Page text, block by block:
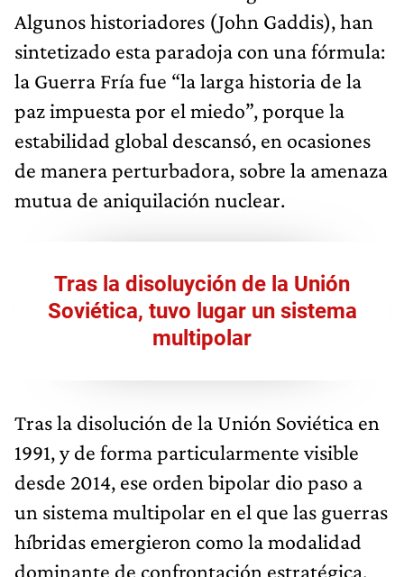
Algunos historiadores (John Gaddis), han
sintetizado esta paradoja con una fórmula:
la Guerra Fría fue “la larga historia de la
paz impuesta por el miedo”, porque la
estabilidad global descansó, en ocasiones
de manera perturbadora, sobre la amenaza
mutua de aniquilación nuclear.
Tras la disoluyción de la Unión
Soviética, tuvo lugar un sistema
multipolar
Tras la disolución de la Unión Soviética en
1991, y de forma particularmente visible
desde 2014, ese orden bipolar dio paso a
un sistema multipolar en el que las guerras
híbridas emergieron como la modalidad
dominante de confrontación estratégica.